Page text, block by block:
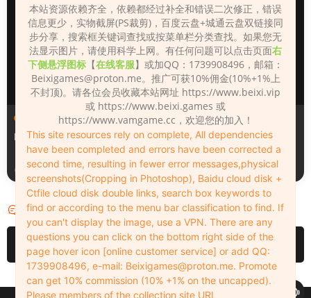
人物（Looks）
Monica_2_2_2
23小时前
人物（Looks）
Lizhen2025
2天前
评论 0
请先登录
本站资源依赖齐全，依赖都经过补全和错误二次修正，错误
信息更少，实物截屏(PS裁剪)，百度云盘+城通云盘双链接同
步分享，搜索框关键词查找或按菜单栏分类查找。如果您无
法显示图片，请使用科学上网。有任何问题可以点击页面右
下侧悬浮图标 【在线客服】或加QQ：1739908496，邮箱：
Beixigames@proton.me。推广可获10%佣金(10%+1%上
不封顶)。请各位会员收藏本站网址 https://www.beixi.vip
或 https://www.beixi.games 或
https://www.vamgame.cc，欢迎您的加入！
This site resources rely on complete, All dependencies
have been completed and errors have been corrected a
second time, resulting in fewer error messages,physical
screenshots(Cropping in Photoshop), Baidu cloud disk +
Ctfile cloud disk double links, search box keywords to
find or according to the menu bar classification to find. If
you can't display the image, use a VPN. There are any
questions you can click on the bottom right side of the
page hover icon [online customer service] or add QQ:
1739908496, e-mail: Beixigames@proton.me. Promote
can get 10% commission (10% +1% on the uncapped).
Please members of the collection site URL